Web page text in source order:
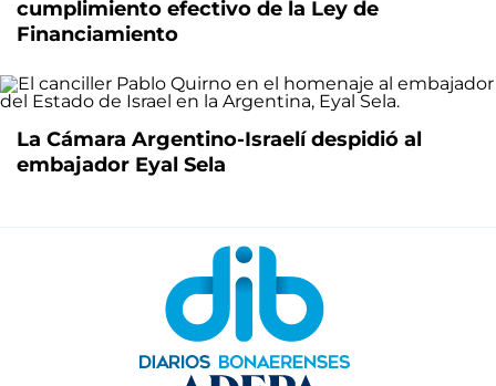
cumplimiento efectivo de la Ley de
Financiamiento
La Cámara Argentino-Israelí despidió al
embajador Eyal Sela